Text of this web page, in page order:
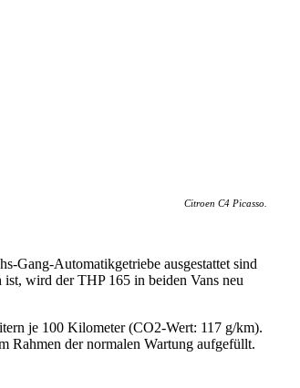
Citroen C4 Picasso.
Gang-Automatikgetriebe ausgestattet sind
wird der THP 165 in beiden Vans neu
je 100 Kilometer (CO2-Wert: 117 g/km).
Rahmen der normalen Wartung aufgefüllt.